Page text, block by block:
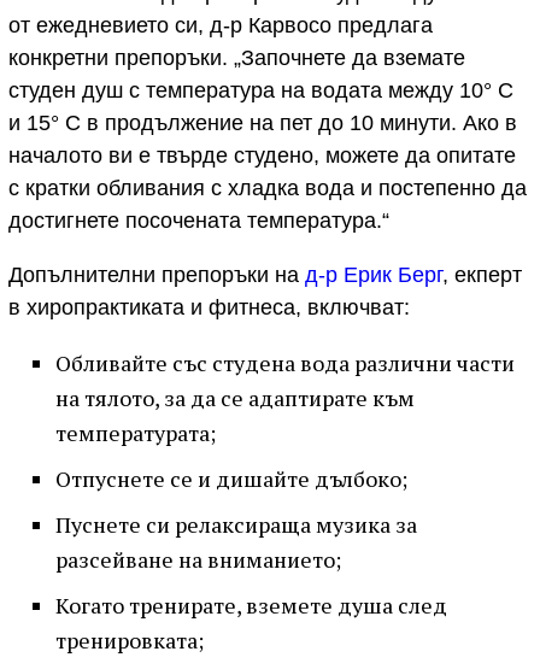
от ежедневието си, д-р Карвосо предлага
конкретни препоръки. „Започнете да вземате
студен душ с температура на водата между 10° С
и 15° С в продължение на пет до 10 минути. Ако в
началото ви е твърде студено, можете да опитате
с кратки обливания с хладка вода и постепенно да
достигнете посочената температура.“
Допълнителни препоръки на д-р Ерик Берг, екперт
в хиропрактиката и фитнеса, включват:
Обливайте със студена вода различни части
на тялото, за да се адаптирате към
температурата;
Отпуснете се и дишайте дълбоко;
Пуснете си релаксираща музика за
разсейване на вниманието;
Когато тренирате, вземете душа след
тренировката;